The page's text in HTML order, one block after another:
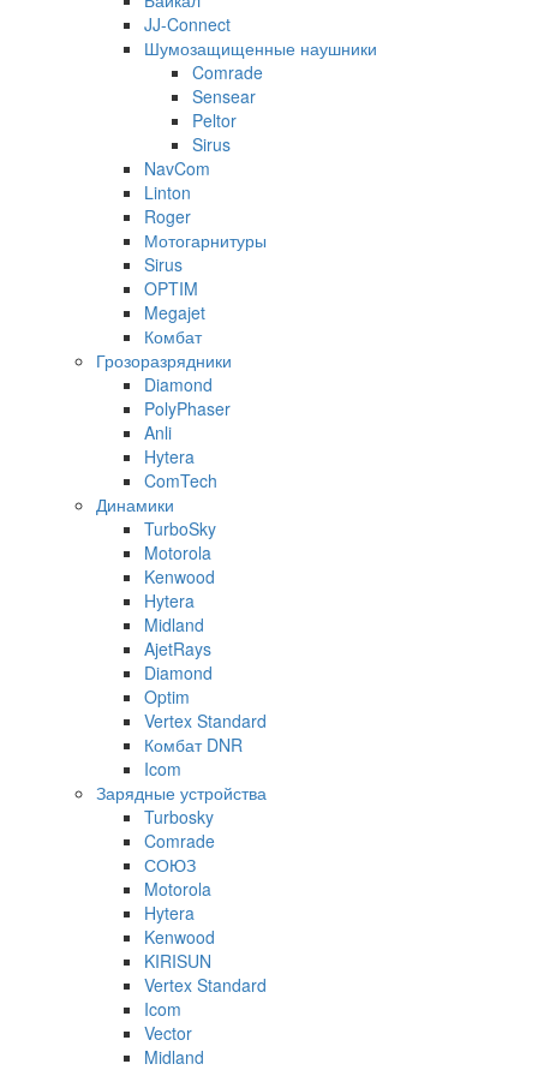
JJ-Connect
Шумозащищенные наушники
Comrade
Sensear
Peltor
Sirus
NavCom
Linton
Roger
Мотогарнитуры
Sirus
OPTIM
Megajet
Комбат
Грозоразрядники
Diamond
PolyPhaser
Anli
Hytera
ComTech
Динамики
TurboSky
Motorola
Kenwood
Hytera
Midland
AjetRays
Diamond
Optim
Vertex Standard
Комбат DNR
Icom
Зарядные устройства
Turbosky
Comrade
СОЮЗ
Motorola
Hytera
Kenwood
KIRISUN
Vertex Standard
Icom
Vector
Midland